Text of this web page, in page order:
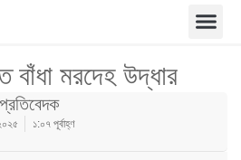
বাঁধা মরদেহ উদ্ধার
১:০৭ পূর্বাহ্ণ